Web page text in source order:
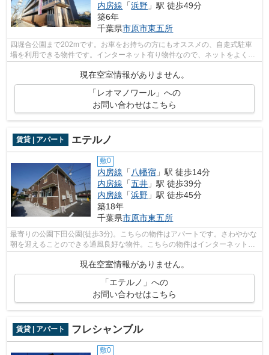
内房線 「浜野 」駅 徒歩49分
築6年
千葉県市原市東五所
四堀合公園まで202mです。お車をお持ちの方にもオススメの、自走式駐車
場を利用できる物件です。インターネット有り物件なので、ネットをよく使
現在空室情報がありません。
「レオマノワール」への
お問い合わせはこちら
賃貸 | アパート エテルノ
敷0
内房線 「 八幡宿 」駅 徒歩14分
内房線 「五井 」駅 徒歩39分
内房線 「浜野 」駅 徒歩45分
築18年
千葉県市原市東五所
最寄りの公園下田公園(徒歩3分)。こちらの物件はアパートです。さわやかな
朝を迎えることのできる通風良好な物件。こちらの物件はインターネットを
現在空室情報がありません。
「エテルノ」への
お問い合わせはこちら
賃貸 | アパート フレシャンブル
敷0